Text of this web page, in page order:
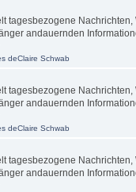
tagesbezogene
andauernden
deClaire Schwab
tagesbezogene
andauernden
deClaire Schwab
tagesbezogene
andauernden